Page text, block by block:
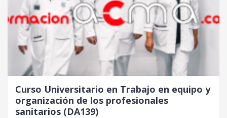
Curso Universitario en Trabajo en equipo y
organización de los profesionales
sanitarios (DA139)